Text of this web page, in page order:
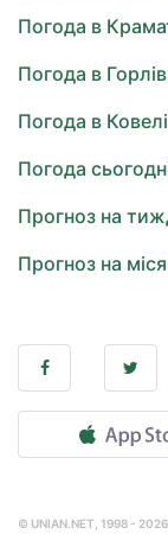
Погода в
Погода в
Погода в Ковелі
Погода
Прогноз на
Прогноз на
© UNIAN.NET, 1998 -